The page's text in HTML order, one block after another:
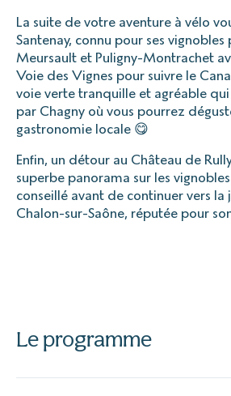
La suite de votre aventure à vélo
Santenay, connu pour ses
Meursault et Puligny-Montrachet
Voie des Vignes pour suivre le
voie verte tranquille et agréable qui
par Chagny où vous pourrez
gastronomie locale 😋
Enfin, un détour au Château de
superbe panorama sur les
conseillé avant de continuer vers la
Chalon-sur-Saône, réputée pour
Le programme